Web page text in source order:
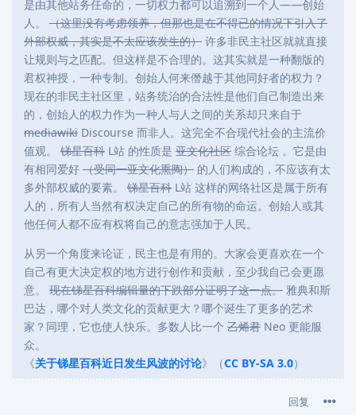
是由其他站务任命的，一切权力都可以追溯到一个人——创始
人。 （这里没有考虑领养，但那也是在不得已的情况下引入了
外部权威，其实是不太应该发生的） 许多非民主社区就就直接
让规则与之匹配。但这样是不合理的。这其实就是一种翻版的
君权神授，一种专制。创始人何来僭越于其他同好者的权力？
现在的非民主社区里，站务统治的合法性是他们自己制造出来
的，创始人的权力作为一种人与人之间的关系却只来自于
mediawiki Discourse 而非人。这完全不合现代社会的主流价
值观。 锑星百科 L站 的性质是 亚文化社区 综合论坛 。它是由
有相同爱好 （受同一亚文化熏陶） 的人们构成的，不应该有太
多外部权威的要素。 锑星百科 L站 这样的网络社区是属于所有
人的，所有人当然有权决定自己的所有物的命运。创始人或其
他任何人都不应有权将自己的意志强加于人民。
从另一个角度来论证，民主也是有用的。大家会更喜欢在一个
自己有更大决定权的地方进行创作和贡献，至少我自己会更愿
意。 现在锑星百科编辑量的下跌部分证明了这一点。 雅典和斯
巴达，哪个对人类文化的贡献更大？哪个诞生了更多的艺术
家？同理，它也使人快乐。多数人比一个 乙烯君 Neo 更能服
众。
《关于锑星百科近日发生风波的讨论》（CC BY-SA 3.0）
回复